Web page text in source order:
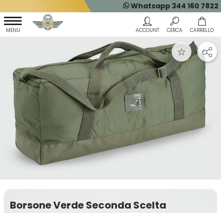
Whatsapp 344 160 7822
Borsone Verde Seconda Scelta